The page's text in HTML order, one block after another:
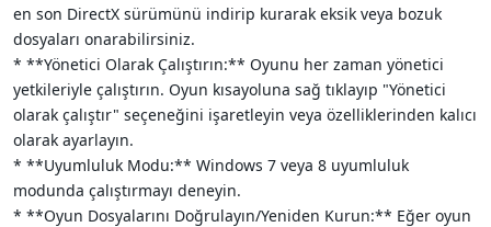
en son DirectX sürümünü indirip kurarak eksik veya bozuk
dosyaları onarabilirsiniz.
* **Yönetici Olarak Çalıştırın:** Oyunu her zaman yönetici
yetkileriyle çalıştırın. Oyun kısayoluna sağ tıklayıp "Yönetici
olarak çalıştır" seçeneğini işaretleyin veya özelliklerinden kalıcı
olarak ayarlayın.
* **Uyumluluk Modu:** Windows 7 veya 8 uyumluluk
modunda çalıştırmayı deneyin.
* **Oyun Dosyalarını Doğrulayın/Yeniden Kurun:** Eğer oyun